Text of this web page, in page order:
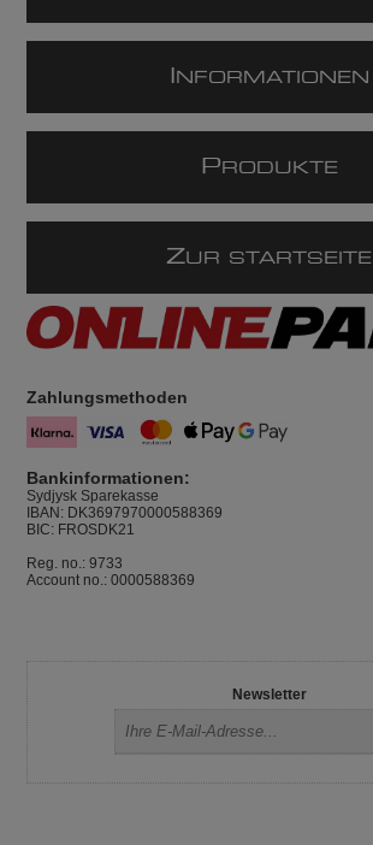
NFORMATIONEN
P RODUKTE
ZUR STARTSEITE
Zahlungsmethoden
Bankinformationen:
Sydjysk Sparekasse
IBAN: DK3697970000588369
BIC: FROSDK21
Reg. no.: 9733
Account no.: 0000588369
Newsletter